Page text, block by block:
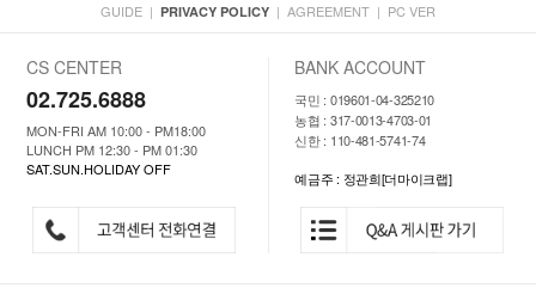
GUIDE | PRIVACY POLICY | AGREEMENT | PC VER
CS CENTER
02.725.6888
MON-FRI AM 10:00 - PM18:00
LUNCH PM 12:30 - PM 01:30
SAT.SUN.HOLIDAY OFF
BANK ACCOUNT
국민 : 019601-04-325210
농협 : 317-0013-4703-01
신한 : 110-481-5741-74
예금주 : 정관희[더마이크랩]